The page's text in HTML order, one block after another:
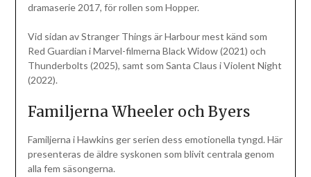
dramaserie 2017, för rollen som Hopper.
Vid sidan av Stranger Things är Harbour mest känd som
Red Guardian i Marvel-filmerna Black Widow (2021) och
Thunderbolts (2025), samt som Santa Claus i Violent Night
(2022).
Familjerna Wheeler och Byers
Familjerna i Hawkins ger serien dess emotionella tyngd. Här
presenteras de äldre syskonen som blivit centrala genom
alla fem säsongerna.